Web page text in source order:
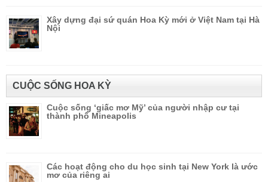
Xây dựng đại sứ quán Hoa Kỳ mới ở Việt Nam tại Hà
Nội
CUỘC SỐNG HOA KỲ
Cuộc sống ‘giấc mơ Mỹ’ của người nhập cư tại
thành phố Mineapolis
Các hoạt động cho du học sinh tại New York là ước
mơ của riêng ai